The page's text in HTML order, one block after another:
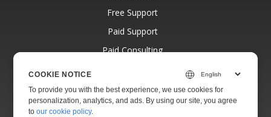
Free Support
Paid Support
Paid Consulting
Websites
About
COOKIE NOTICE
To provide you with the best experience, we use cookies for
personalization, analytics, and ads. By using our site, you agree
toour cookie policy.